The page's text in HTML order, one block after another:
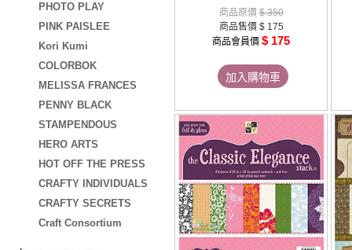
PHOTO PLAY
PINK PAISLEE
Kori Kumi
COLORBOK
MELISSA FRANCES
PENNY BLACK
STAMPENDOUS
HERO ARTS
HOT OFF THE PRESS
CRAFTY INDIVIDUALS
CRAFTY SECRETS
Craft Consortium
商品原價$ 350
商品售價 $ 175
商品會員價 $ 175
加入購物車